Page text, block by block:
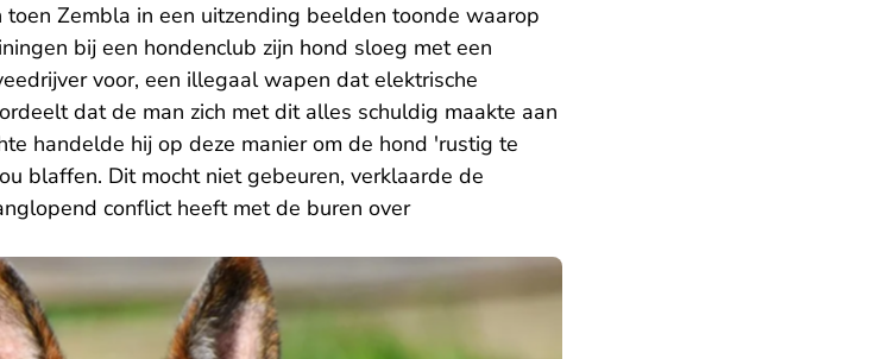
Zembla in een uitzending beelden toonde waarop
bij een hondenclub zijn hond sloeg met een
voor, een illegaal wapen dat elektrische
dat de man zich met dit alles schuldig maakte aan
handelde hij op deze manier om de hond 'rustig te
blaffen. Dit mocht niet gebeuren, verklaarde de
conflict heeft met de buren over